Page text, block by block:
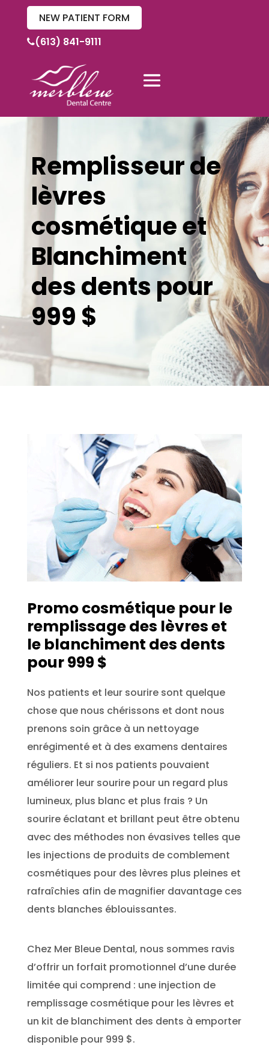
NEW PATIENT FORM
(613) 841-9111
Remplisseur de
lèvres
cosmétique et
Blanchiment
des dents pour
999 $
Promo cosmétique pour le
remplissage des lèvres et
le blanchiment des dents
pour 999 $
Nos patients et leur sourire sont quelque
chose que nous chérissons et dont nous
prenons soin grâce à un nettoyage
enrégimenté et à des examens dentaires
réguliers. Et si nos patients pouvaient
améliorer leur sourire pour un regard plus
lumineux, plus blanc et plus frais ? Un
sourire éclatant et brillant peut être obtenu
avec des méthodes non évasives telles que
les injections de produits de comblement
cosmétiques pour des lèvres plus pleines et
rafraîchies afin de magnifier davantage ces
dents blanches éblouissantes.
Chez Mer Bleue Dental, nous sommes ravis
d’offrir un forfait promotionnel d’une durée
limitée qui comprend : une injection de
remplissage cosmétique pour les lèvres et
un kit de blanchiment des dents à emporter
disponible pour 999 $.